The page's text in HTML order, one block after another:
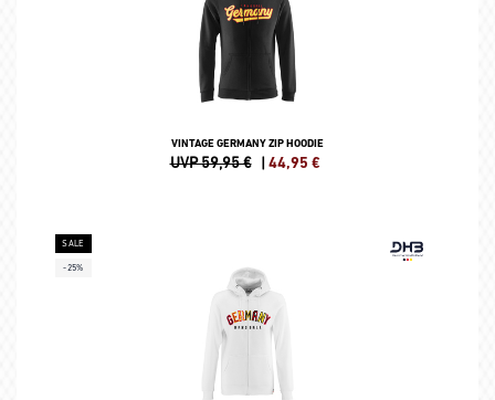
VINTAGE GERMANY ZIP HOODIE
UVP 59,95 € | 44,95 €
SALE
-25%